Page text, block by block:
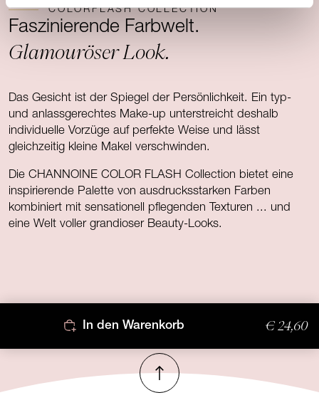
COLORFLASH COLLECTION
Faszinierende Farbwelt.
Glamouröser Look.
Das Gesicht ist der Spiegel der Persönlichkeit. Ein typ-
und anlassgerechtes Make-up unterstreicht deshalb
individuelle Vorzüge auf perfekte Weise und lässt
gleichzeitig kleine Makel verschwinden.
Die CHANNOINE COLOR FLASH Collection bietet eine
inspirierende Palette von ausdrucksstarken Farben
kombiniert mit sensationell pflegenden Texturen ... und
eine Welt voller grandioser Beauty-Looks.
In den Warenkorb € 24,60
Nach oben